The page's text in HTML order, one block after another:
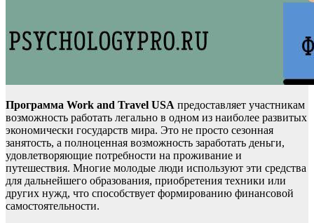
Программа Work and Travel USA предоставляет участникам
возможность работать легально в одном из наиболее развитых
экономически государств мира. Это не просто сезонная
занятость, а полноценная возможность заработать деньги,
удовлетворяющие потребности на проживание и
путешествия. Многие молодые люди используют эти средства
для дальнейшего образования, приобретения техники или
других нужд, что способствует формированию финансовой
самостоятельности.